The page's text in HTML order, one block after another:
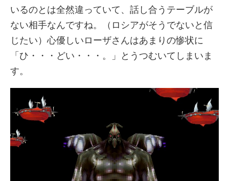
いるのとは全然違っていて、話し合うテーブルが
ない相手なんですね。（ロシアがそうでないと信
じたい）心優しいローザさんはあまりの惨状に
「ひ・・・どい・・・。」とうつむいてしまいま
す。